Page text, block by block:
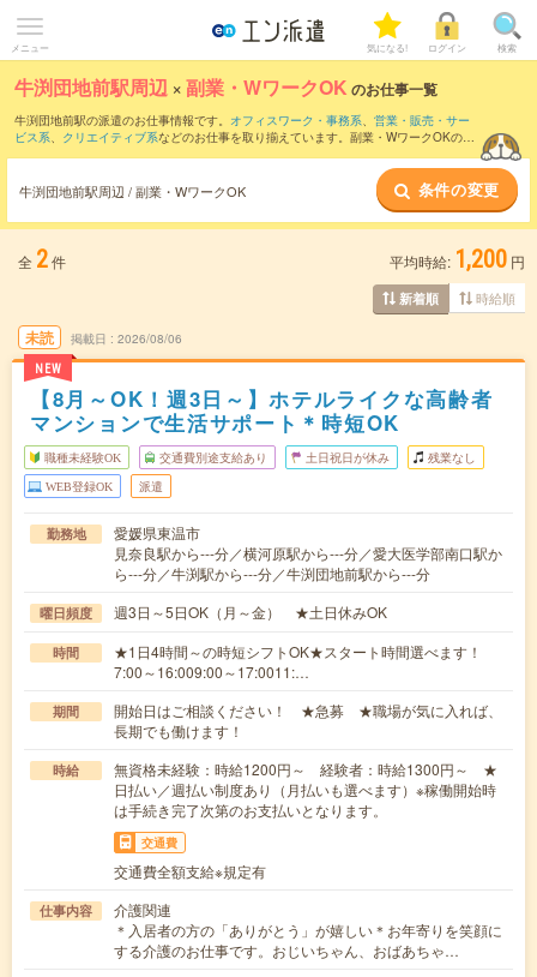
メニュー 気になる! ログイン 検索
牛渕団地前駅周辺 ×副業・WワークOK のお仕事一覧
牛渕団地前駅の派遣のお仕事情報です。 オフィスワーク・事務系、 営業・販売・サー
ビス系、 クリエイティブ系などのお仕事を取り揃えています。副業・WワークOKの条
牛渕団地前駅周辺 / 副業・WワークOK 条件の変更
全 2件 平均時給: 1,200 円
新着順 時給順
未読
NEW
掲載日 2026/08/06
【8月～OK！週3日～】ホテルライクな高齢者
マンションで生活サポート＊時短OK
職種未経験OK 交通費別途支給あり 土日祝日が休み 残業なし
WEB登録OK 派遣
勤務地
愛媛県東温市
見奈良駅から---分／横河原駅から---分／愛大医学部南口駅か
ら---分／牛渕駅から---分／牛渕団地前駅から---分
曜日頻度 週3日～5日OK（月～金） ★土日休みOK
時間
★1日4時間～の時短シフトOK★スタート時間選べます！
7:00～16:009:00～17:0011:…
期間
開始日はご相談ください！ ★急募 ★職場が気に入れば、
長期でも働けます！
時給
無資格未経験：時給1200円～ 経験者：時給1300円～ ★
日払い／週払い制度あり（月払いも選べます）※稼働開始時
は手続き完了次第のお支払いとなります。
交通費
交通費全額支給※規定有
仕事内容
介護関連
＊入居者の方の「ありがとう」が嬉しい＊お年寄りを笑顔に
する介護のお仕事です。おじいちゃん、おばあちゃ…